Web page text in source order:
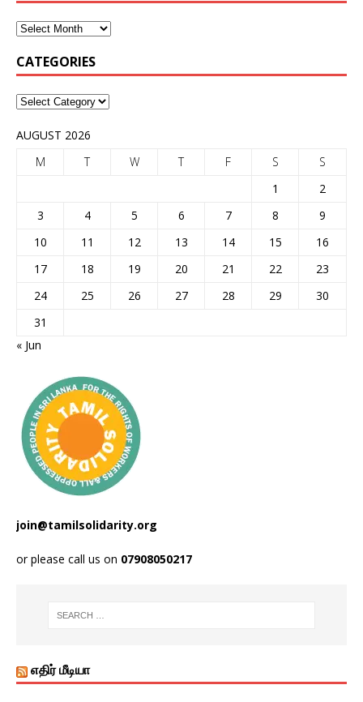
CATEGORIES
AUGUST 2026
M
T W T F S
S
1
2
3
4 5 6 7 8
9
10
11 12 13 14 15
16
17
18 19 20 21 22
23
24
25 26 27 28 29
30
31
« Jun
join@tamilsolidarity.org
or please call us on 07908050217
எதிர் மீடியா